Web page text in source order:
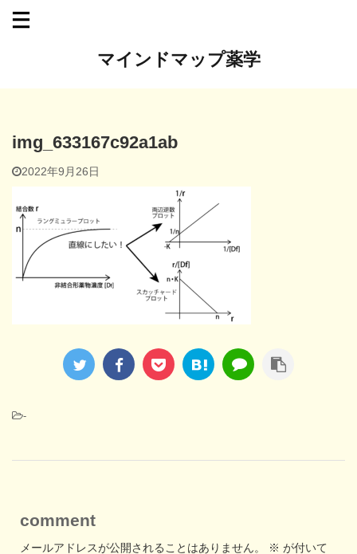
マインドマップ薬学
img_633167c92a1ab
2022年9月26日
-
comment
メールアドレスが公開されることはありません。 ※ が付いて